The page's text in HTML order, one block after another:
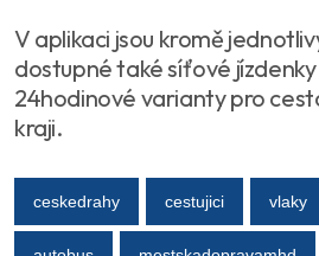
V aplikaci jsou kromě
dostupné také síťové
24hodinové varianty pro
kraji.
ceskedrahy cestujici vlaky